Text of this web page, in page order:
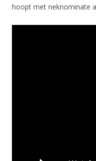
hoopt met neknominate